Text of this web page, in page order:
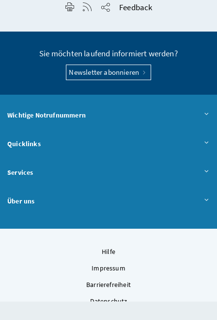
Seite drucken
RSS-Feed anzeigen
Feedback
Sie möchten laufend informiert werden?
Newsletter abonnieren
Wichtige Notrufnummern
Quicklinks
Services
Über uns
Hilfe
Impressum
Barrierefreiheit
Datenschutz